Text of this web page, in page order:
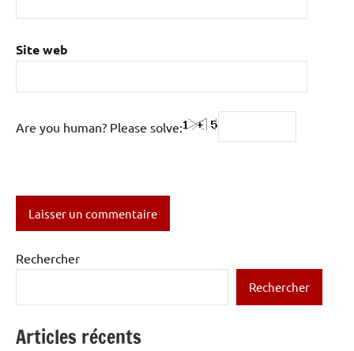
Site web
Are you human? Please solve:
Rechercher
Rechercher
Articles récents